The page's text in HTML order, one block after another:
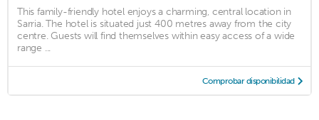
This family-friendly hotel enjoys a charming, central location in
Sarria. The hotel is situated just 400 metres away from the city
centre. Guests will find themselves within easy access of a wide
range ...
Comprobar disponibilidad